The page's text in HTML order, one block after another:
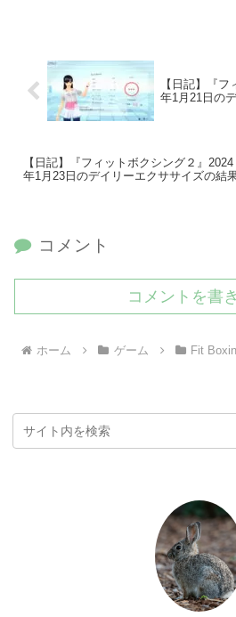
【日記】『
年1月21日の
【日記】『フィットボクシング２』2024
年1月23日のデイリーエクササイズの結
コメント
コメントを書
ホーム ゲーム Fit